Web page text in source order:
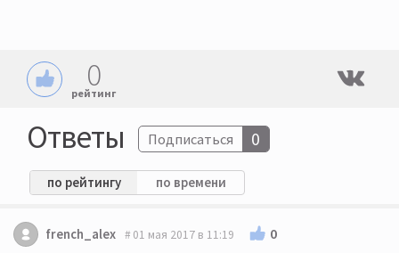
0
рейтинг
Ответы Подписаться 0
по рейтингу по времени
french_alex 01 мая 2017 в 11:19 0